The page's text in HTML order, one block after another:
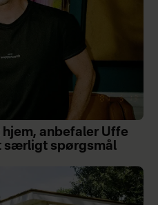
anbefaler Uffe
særligt spørgsmål